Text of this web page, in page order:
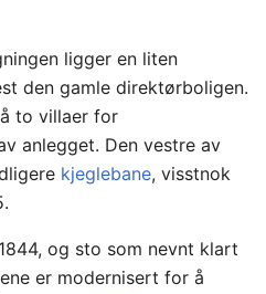
ligger en liten
den gamle direktørboligen.
to villaer for
anlegget. Den vestre av
kjeglebane, visstnok
og sto som nevnt klart
er modernisert for å